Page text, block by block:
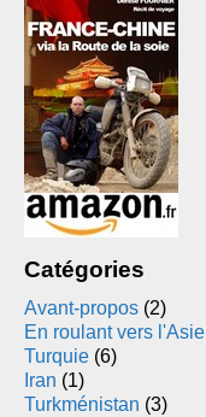
Catégories
Avant-propos (2)
En roulant vers l'Asie
Turquie (6)
Iran (1)
Turkménistan (3)